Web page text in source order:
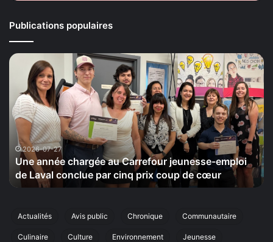
Publications populaires
2026-07-27
Une année chargée au Carrefour jeunesse-emploi
de Laval conclue par cinq prix coup de cœur
La
de
la
le
20
sa
La
Actualités Avis public Chronique Communautaire
Culinaire Culture Environnement Jeunesse